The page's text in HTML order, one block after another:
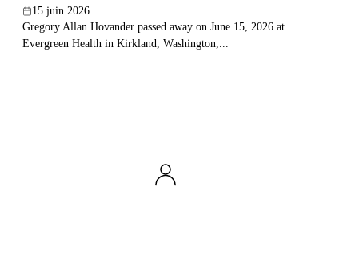
15 juin 2026
Gregory Allan Hovander passed away on June 15, 2026 at
Evergreen Health in Kirkland, Washington,...